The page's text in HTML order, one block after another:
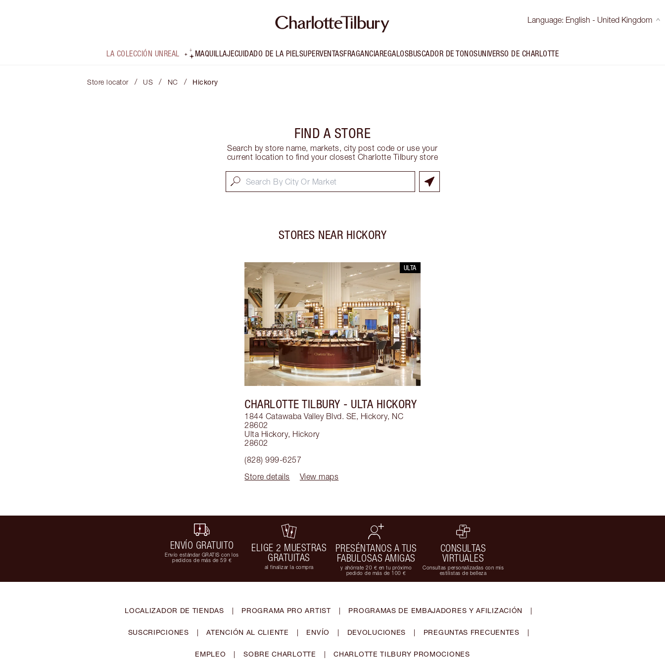
Language: English - United Kingdom
LA COLECCIÓN UNREAL MAQUILLAJECUIDADO DE LA PIELSUPERVENTASFRAGANCIAREGALOSBUSCADOR DE TONOSUNIVERSO DE CHARLOTTE
Store locator / US / NC / Hickory
FIND A STORE
Search by store name, markets, city post code or use your
current location to find your closest Charlotte Tilbury store
STORES NEAR HICKORY
ULTA
CHARLOTTE TILBURY - ULTA HICKORY
1844 Catawaba Valley Blvd. SE, Hickory, NC
28602
Ulta Hickory, Hickory
28602
(828) 999-6257
Store details
View maps
ENVÍO GRATUITO
Envío estándar GRATIS con los
pedidos de más de 59 €
ELIGE 2 MUESTRAS
GRATUITAS
al finalizar la compra
PRESÉNTANOS A TUS
FABULOSAS AMIGAS
y ahórrate 20 € en tu próximo
pedido de más de 100 €
CONSULTAS
VIRTUALES
Consultas personalizadas con mis
estilistas de belleza
LOCALIZADOR DE TIENDAS | PROGRAMA PRO ARTIST | PROGRAMAS DE EMBAJADORES Y AFILIZACIÓN |
SUSCRIPCIONES | ATENCIÓN AL CLIENTE | ENVÍO | DEVOLUCIONES | PREGUNTAS FRECUENTES |
EMPLEO | SOBRE CHARLOTTE | CHARLOTTE TILBURY PROMOCIONES